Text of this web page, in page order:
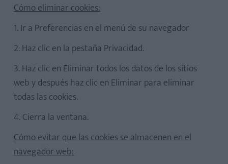
Cómo eliminar cookies:
1. Ir a Preferencias en el menú de su navegador
2. Haz clic en la pestaña Privacidad.
3. Haz clic en Eliminar todos los datos de los sitios
web y después haz clic en Eliminar para eliminar
todas las cookies.
4. Cierra la ventana.
Cómo evitar que las cookies se almacenen en el
navegador web: